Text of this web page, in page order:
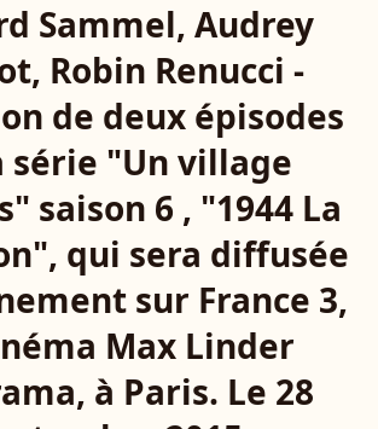
Sammel, Audrey
Robin Renucci -
de deux épisodes
série "Un village
saison 6 , "1944 La
qui sera diffusée
sur France 3,
Max Linder
à Paris. Le 28